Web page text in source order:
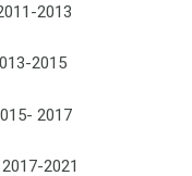
2013
2015
2017
2021